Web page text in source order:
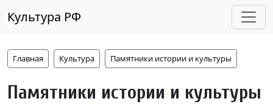
Культура РФ
Главная Культура Памятники истории и культуры
Памятники истории и культуры